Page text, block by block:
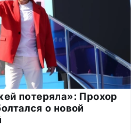
потеряла»: Прохор
о новой